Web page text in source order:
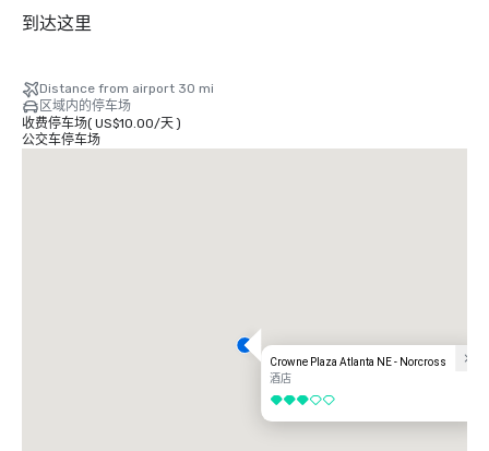
到达这里
Distance from airport 30 mi
区域内的停车场
收费停车场( US$10.00/天)
公交车停车场
Crowne Plaza Atlanta NE - Norcross
酒店
3/5